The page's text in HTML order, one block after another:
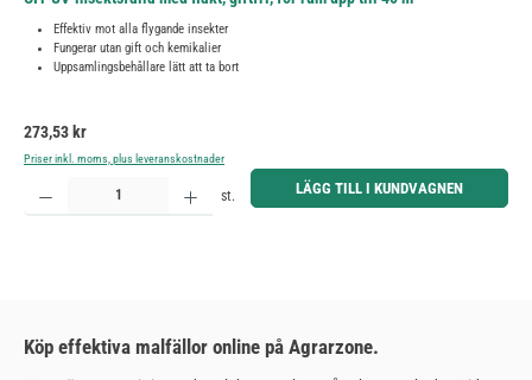
Effektiv mot alla flygande insekter
Fungerar utan gift och kemikalier
Uppsamlingsbehållare lätt att ta bort
Ordinarie pris:
273,53 kr
Priser inkl. moms, plus leveranskostnader
Produktkvantitet: Ange önskat belopp eller använd knapparna för att öka eller minska kvantiteten.
st. LÄGG TILL I KUNDVAGNEN
Köp effektiva malfällor online på Agrarzone.